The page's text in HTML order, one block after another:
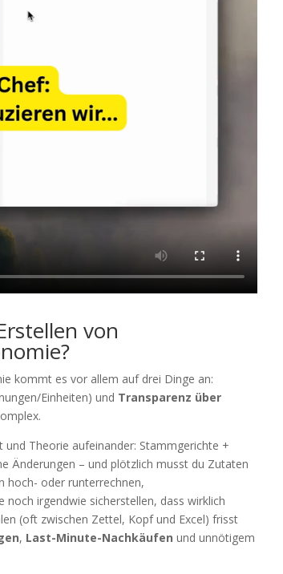
von
kommt es vor allem auf drei Dinge an:
Einheiten) und Transparenz über
Theorie aufeinander: Stammgerichte +
Änderungen – und plötzlich musst du Zutaten
hoch- oder runterrechnen,
noch irgendwie sicherstellen, dass wirklich
(oft zwischen Zettel, Kopf und Excel) frisst
, Last-Minute-Nachkäufen und unnötigem